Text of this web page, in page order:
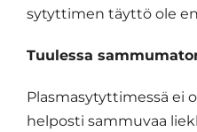
sytyttimen täyttö ole
Tuulessa
Plasmasytyttimessä ei
helposti sammuvaa